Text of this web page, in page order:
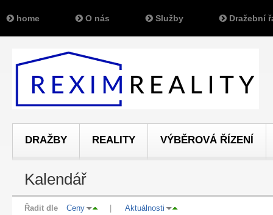
Kalendář
Řadit dle Ceny Aktuálnosti
DRAŽBY REALITY VÝBĚROVÁ ŘÍZENÍ
home O nás Služby Dražební